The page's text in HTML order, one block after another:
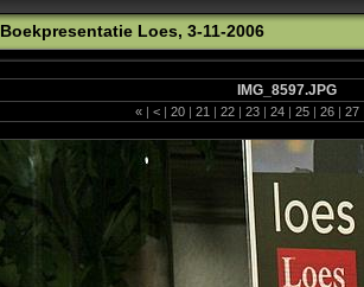
Boekpresentatie Loes, 3-11-2006
IMG_8597.JPG
«| < | 20| 21 | 22| 23| 24| 25| 26| 27